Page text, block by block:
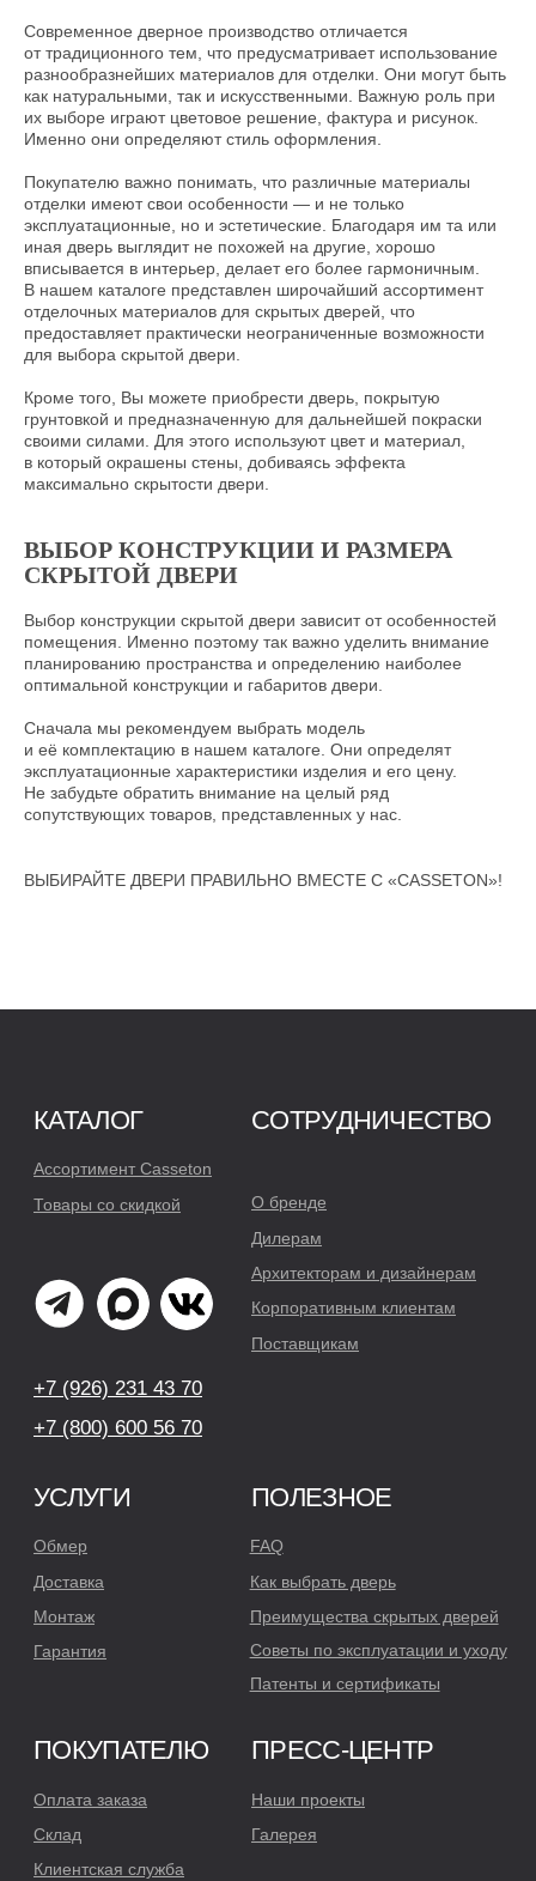
Современное дверное производство отличается
от традиционного тем, что предусматривает использование
разнообразнейших материалов для отделки. Они могут быть
как натуральными, так и искусственными. Важную роль при
их выборе играют цветовое решение, фактура и рисунок.
Именно они определяют стиль оформления.
Покупателю важно понимать, что различные материалы
отделки имеют свои особенности — и не только
эксплуатационные, но и эстетические. Благодаря им та или
иная дверь выглядит не похожей на другие, хорошо
вписывается в интерьер, делает его более гармоничным.
В нашем каталоге представлен широчайший ассортимент
отделочных материалов для скрытых дверей, что
предоставляет практически неограниченные возможности
для выбора скрытой двери.
Кроме того, Вы можете приобрести дверь, покрытую
грунтовкой и предназначенную для дальнейшей покраски
своими силами. Для этого используют цвет и материал,
в который окрашены стены, добиваясь эффекта
максимально скрытости двери.
ВЫБОР КОНСТРУКЦИИ И РАЗМЕРА
СКРЫТОЙ ДВЕРИ
Выбор конструкции скрытой двери зависит от особенностей
помещения. Именно поэтому так важно уделить внимание
планированию пространства и определению наиболее
оптимальной конструкции и габаритов двери.
Сначала мы рекомендуем выбрать модель
и её комплектацию в нашем каталоге. Они определят
эксплуатационные характеристики изделия и его цену.
Не забудьте обратить внимание на целый ряд
сопутствующих товаров, представленных у нас.
ВЫБИРАЙТЕ ДВЕРИ ПРАВИЛЬНО ВМЕСТЕ С «CASSETON»!
Советы по эксплуатации и уходу
Преимущества скрытых дверей
Как выбрать дверь
FAQ
Цены и описание товаров носят, исключительно ознакомительный характер
и не являются публичной офертой. Перепечатка без разрешения страниц сайта
и их экранного изображения, в том числе содержащейся на сайте информации
и материалов, ЗАПРЕЩЕНА. Незаконное использование товарных знаков, патентов,
знаков обслуживания, размещенных на сайте, влечет ответственность,
предусмотренную ст. 14.10 КОАП РФ, 180 УК РФ. Фотографии на сайте не позволяют
точно передать цвета тонировок, покраски, фактуру и отделну готовых изделий.
Гарантия
Монтаж
Доставка
Обмер
Где купить
Клиентская служба
Склад
ПОКУПАТЕЛЮ
Поставщикам
Корпоративным клиентам
Архитекторам и дизайнерам
Дилерам
+7 (800) 600 56 70
СОТРУДНИЧЕСТВО
Галерея
ПРЕСС-ЦЕНТР
Ассортимент Casseton
КАТАЛОГ